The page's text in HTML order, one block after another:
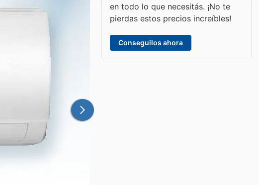
en todo lo que necesitás. ¡No te
pierdas estos precios increíbles!
Conseguilos ahora